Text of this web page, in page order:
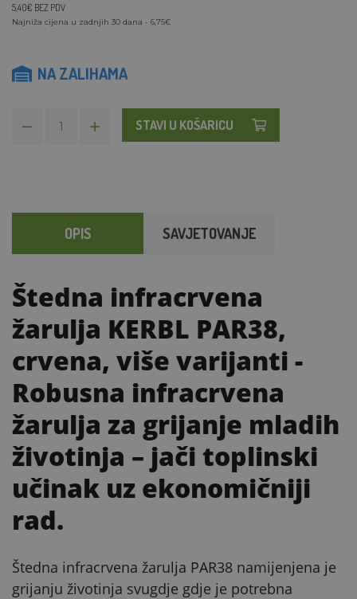
5,40€ BEZ PDV
Najniža cijena u zadnjih 30 dana - 6,75€
NA ZALIHAMA
STAVI U KOŠARICU
OPIS SAVJETOVANJE
Štedna infracrvena
žarulja KERBL PAR38,
crvena, više varijanti -
Robusna infracrvena
žarulja za grijanje mladih
životinja – jači toplinski
učinak uz ekonomičniji
rad.
Štedna infracrvena žarulja PAR38 namijenjena je
grijanju životinja svugdje gdje je potrebna